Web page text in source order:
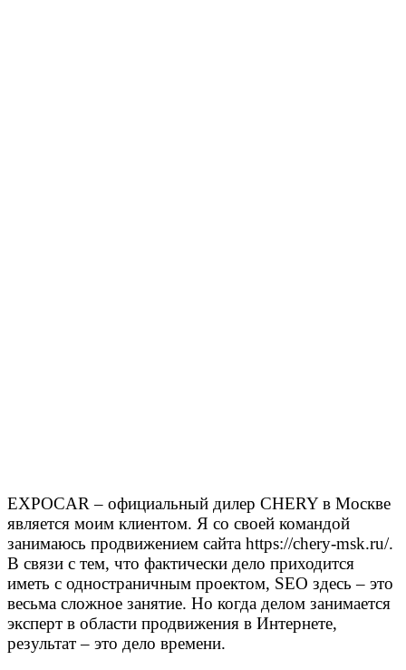
EXPOCAR – официальный дилер CHERY в Москве
является моим клиентом. Я со своей командой
занимаюсь продвижением сайта https://chery-msk.ru/.
В связи с тем, что фактически дело приходится
иметь с одностраничным проектом, SEO здесь – это
весьма сложное занятие. Но когда делом занимается
эксперт в области продвижения в Интернете,
результат – это дело времени.